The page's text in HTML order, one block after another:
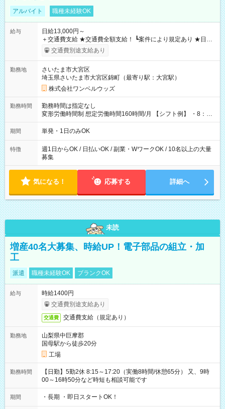
アルバイト 職種未経験OK
給与
日給13,000円～
＋交通費支給 ★交通費全額支給！ ┗案件により規定あり ★日払
いOK！（規定あり） ┗働いたその日に現金GET♪ お仕事後はコ
ンビニATMから 日払い分を引き落とせます！ 【試用期間】試
交通費別途支給あり
勤務地
さいたま市大宮区
埼玉県さいたま市大宮区錦町（最寄り駅：大宮駅）
株式会社ワンベルウッズ
勤務時間
勤務時間は指定なし
変形労働時間制 想定労働時間160時間/月 【シフト例】 ・8：00
～21：00
期間 単発・1日のみOK
特徴
週1日からOK / 日払いOK / 副業・WワークOK / 10名以上の大量
募集
気になる！ 応募する 詳細へ
未読
増産40名大募集、時給UP！電子部品の組立・加
工
派遣 職種未経験OK ブランクOK
給与
時給1400円
交通費別途支給あり
交通費 交通費支給（規定あり）
勤務地
山梨県中巨摩郡
国母駅から徒歩20分
工場
勤務時間
【日勤】5勤2休 8:15～17:20（実働8時間/休憩65分） 又、9時
00～16時50分など時短も相談可能です
期間 ・長期 ・即日スタートOK！